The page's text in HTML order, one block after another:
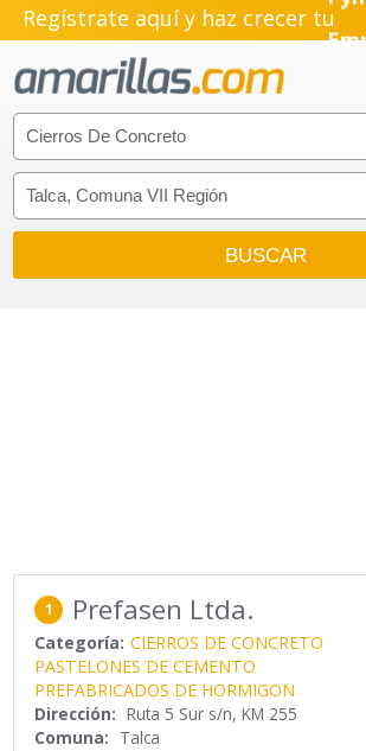
Regístrate aquí y haz crecer tu
1 Prefasen Ltda.
Categoría: CIERROS DE CONCRETO
PASTELONES DE CEMENTO
PREFABRICADOS DE HORMIGON
Dirección: Ruta 5 Sur s/n, KM 255
Comuna: Talca